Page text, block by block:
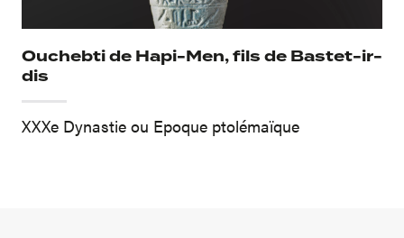
Ouchebti de Hapi-Men, fils de Bastet-ir-
dis
XXXe Dynastie ou Epoque ptolémaïque